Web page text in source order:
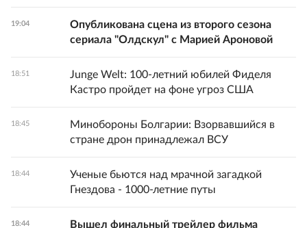
19:04
Опубликована сцена из второго сезона
сериала "Олдскул" с Марией Ароновой
18:51
Junge Welt: 100-летний юбилей Фиделя
Кастро пройдет на фоне угроз США
18:45
Минобороны Болгарии: Взорвавшийся в
стране дрон принадлежал ВСУ
18:44
Ученые бьются над мрачной загадкой
Гнездова - 1000-летние путы
18:44
Вышел финальный трейлер фильма